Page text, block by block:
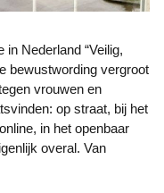
bewustwording vergroot
vrouwen en
op straat, bij het
in het openbaar
overal. Van